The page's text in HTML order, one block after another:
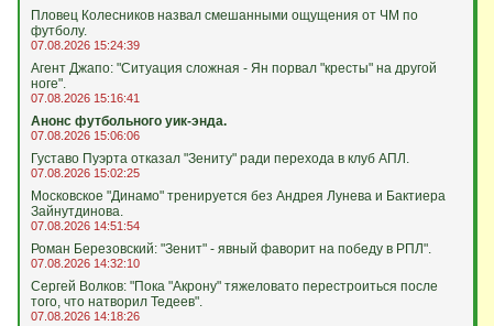
Пловец Колесников назвал смешанными ощущения от ЧМ по
футболу.
07.08.2026 15:24:39
Агент Джапо: "Ситуация сложная - Ян порвал "кресты" на другой
ноге".
07.08.2026 15:16:41
Анонс футбольного уик-энда.
07.08.2026 15:06:06
Густаво Пуэрта отказал "Зениту" ради перехода в клуб АПЛ.
07.08.2026 15:02:25
Московское "Динамо" тренируется без Андрея Лунева и Бактиера
Зайнутдинова.
07.08.2026 14:51:54
Роман Березовский: "Зенит" - явный фаворит на победу в РПЛ".
07.08.2026 14:32:10
Сергей Волков: "Пока "Акрону" тяжеловато перестроиться после
того, что натворил Тедеев".
07.08.2026 14:18:26